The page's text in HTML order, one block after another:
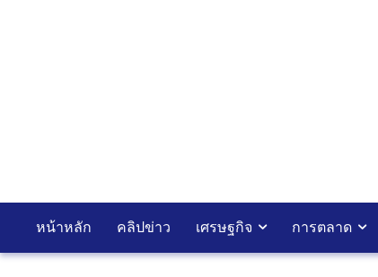
หน้าหลัก คลิปข่าว เศรษฐกิจ การตลาด